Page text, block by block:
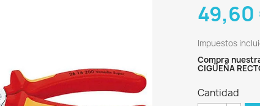
49,60
Impuestos
Compra
CIGÜEÑA
Cantidad